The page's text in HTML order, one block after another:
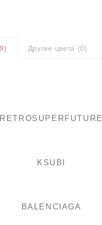
9) Другие цвета (0)
RETROSUPERFUTURE
KSUBI
BALENCIAGA